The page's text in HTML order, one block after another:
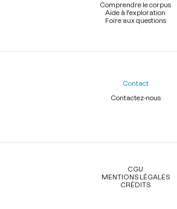
Comprendre le corpus
Aide à l'exploration
Foire aux questions
Contact
Contactez-nous
Légal
CGU
MENTIONS LÉGALES
CRÉDITS